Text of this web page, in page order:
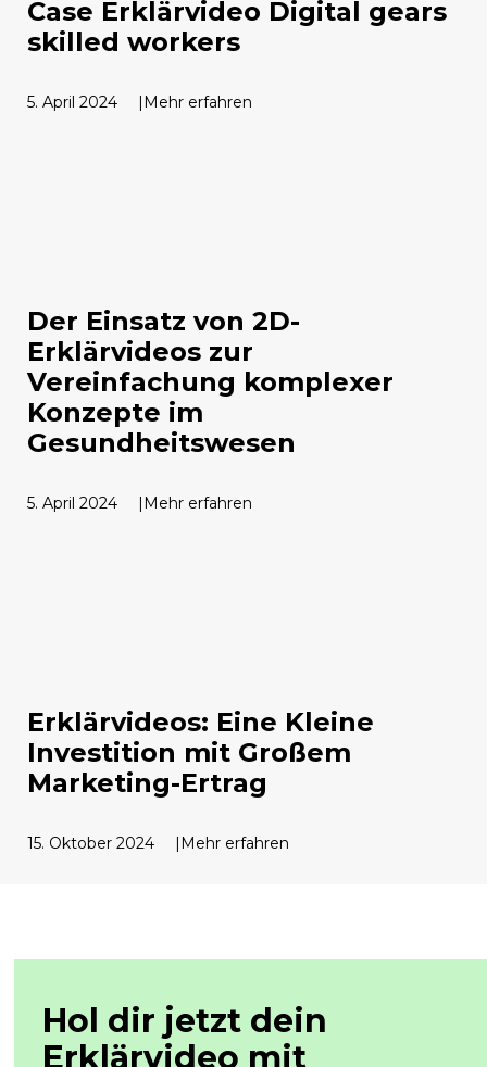
Case Erklärvideo Digital gears
skilled workers
5. April 2024 Mehr erfahren
Der Einsatz von 2D-
Erklärvideos zur
Vereinfachung komplexer
Konzepte im
Gesundheitswesen
5. April 2024 Mehr erfahren
Erklärvideos: Eine Kleine
Investition mit Großem
Marketing-Ertrag
15. Oktober 2024 Mehr erfahren
Hol dir jetzt dein
Erklärvideo mit